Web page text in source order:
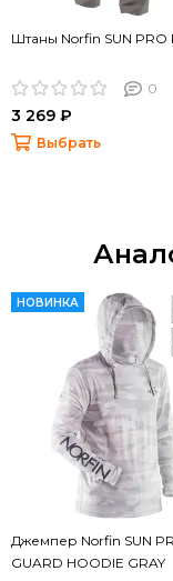
Штаны Norfin SUN PRO
0
3 269 ₽
Выбрать
НОВИНКА
Джемпер Norfin SUN
GUARD HOODIE GRAY